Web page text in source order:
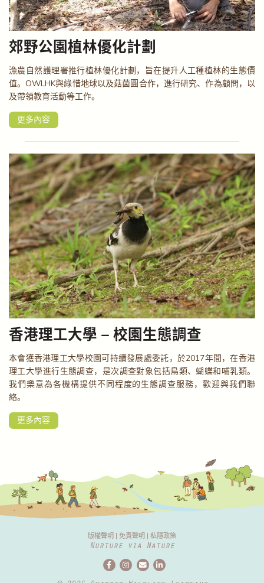
郊野公園植林優化計劃
漁農自然護理署推行植林優化計劃，旨在提升人工種植林的生態價
值。OWLHK與綠惜地球以及菇菌圓合作，進行研究、作為顧問，以
及帶領教育活動等工作。
更多內容
香港理工大學 – 校園生態調查
本會獲香港理工大學校園可持續發展處委託，於2017年間，在香港
理工大學進行生態調查，是次調查對象包括鳥類、蝴蝶和哺乳類。
我們樂意為各機構提供不同程度的生態調查服務，歡迎與我們聯
絡。
更多內容
版權聲明 免責聲明 私隱政策
Nurture via Nature